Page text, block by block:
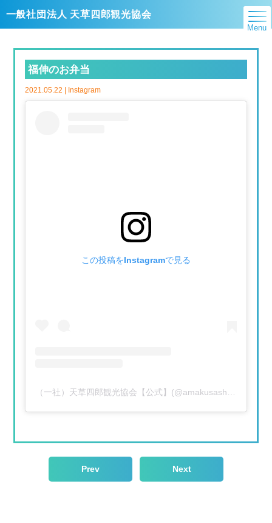
Menu
一般社団法人 天草四郎観光協会
福伸のお弁当
2021.05.22 | Instagram
この投稿をInstagramで見る
Prev Next